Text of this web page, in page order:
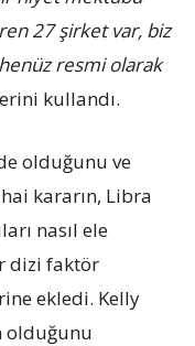
27 şirket var, biz
resmi olarak
kullandı.
olduğunu ve
kararın, Libra
nasıl ele
dizi faktör
ekledi. Kelly
olduğunu